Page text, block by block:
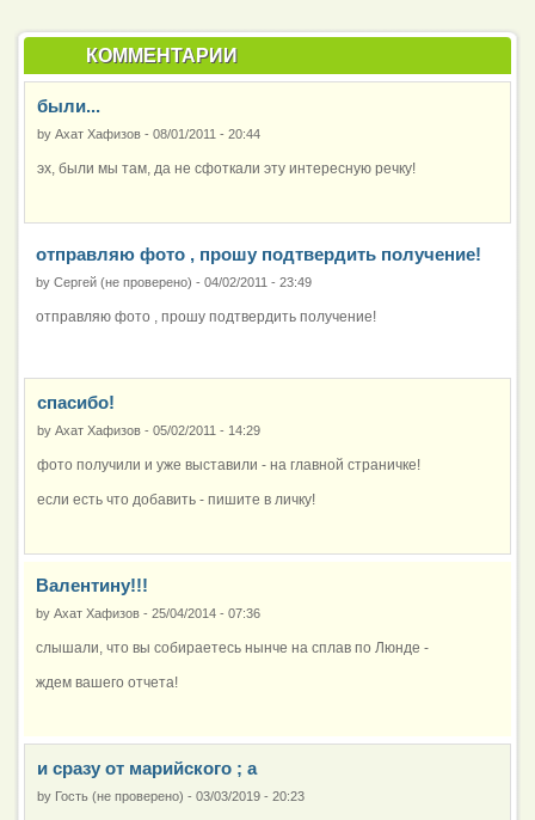
КОММЕНТАРИИ
были...
by Ахат Хафизов - 08/01/2011 - 20:44
эх, были мы там, да не сфоткали эту интересную речку!
отправляю фото , прошу подтвердить получение!
by Сергей (не проверено) - 04/02/2011 - 23:49
отправляю фото , прошу подтвердить получение!
спасибо!
by Ахат Хафизов - 05/02/2011 - 14:29
фото получили и уже выставили - на главной страничке!
если есть что добавить - пишите в личку!
Валентину!!!
by Ахат Хафизов - 25/04/2014 - 07:36
слышали, что вы собираетесь нынче на сплав по Люнде -
ждем вашего отчета!
и сразу от марийского ; а
by Гость (не проверено) - 03/03/2019 - 20:23